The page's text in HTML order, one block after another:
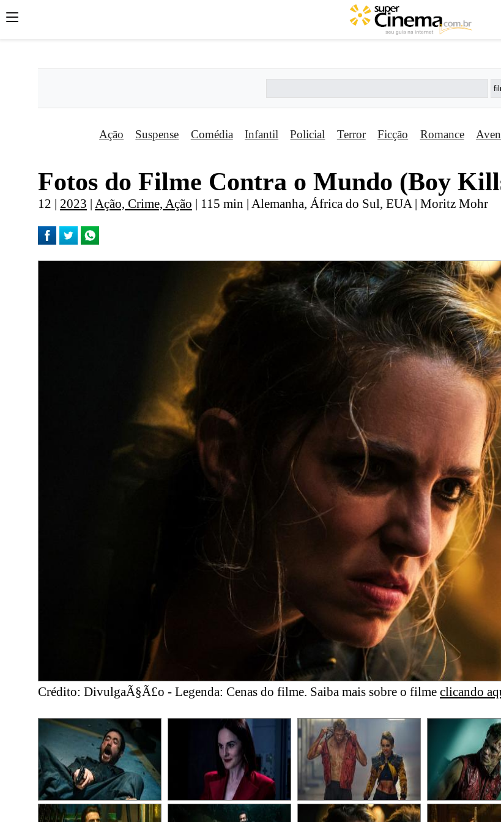
';';
Ação Suspense Comédia Infantil Policial Terror Ficção Romance
Fotos do Filme Contra o Mundo (Boy
12 | 2023 | Ação, Crime, Ação | 115 min | Alemanha, África do Sul, EUA | Moritz Mohr
Crédito: DivulgaÃ§Ã£o - Legenda: Cenas do filme. Saiba mais sobre o filme clicando